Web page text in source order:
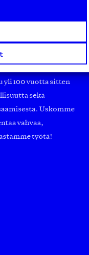
yhdistys.
kirjo
yli 100 vuotta sitten
sekä
Uskomme
vahvaa,
työtä!